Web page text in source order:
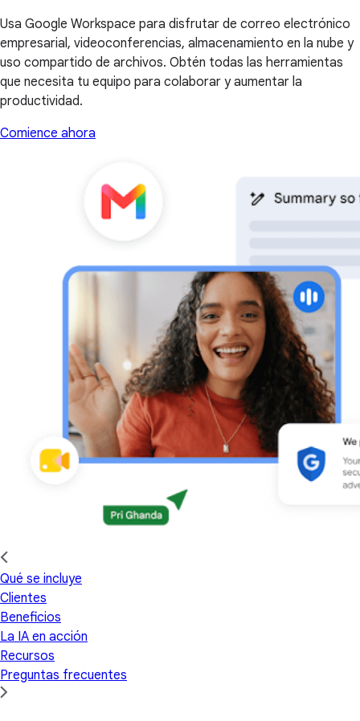
Usa Google Workspace para disfrutar de correo electrónico
empresarial, videoconferencias, almacenamiento en la nube y
uso compartido de archivos. Obtén todas las herramientas
que necesita tu equipo para colaborar y aumentar la
productividad.
Comience ahora
Qué se incluye
Clientes
Beneficios
La IA en acción
Recursos
Preguntas frecuentes